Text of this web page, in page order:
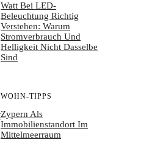
Watt Bei LED-
Beleuchtung Richtig
Verstehen: Warum
Stromverbrauch Und
Helligkeit Nicht Dasselbe
Sind
WOHN-TIPPS
Zypern Als
Immobilienstandort Im
Mittelmeerraum